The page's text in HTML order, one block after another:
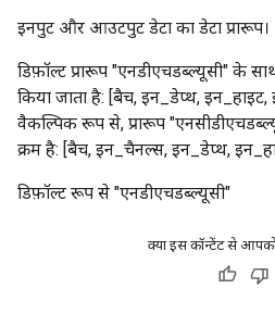
इनपुट और आउटपुट डेटा का डेटा प्रारूप।
डिफ़ॉल्ट प्रारूप "एनडीएचडब्ल्यूसी" के
किया जाता है: [बैच, इन_डेप्थ,
वैकल्पिक रूप से, प्रारूप
क्रम है: [बैच, इन_चैनल्स, इन_डेप्थ,
डिफ़ॉल्ट रूप से "एनडीएचडब्ल्यूसी"
क्या इस कॉन्टेंट से